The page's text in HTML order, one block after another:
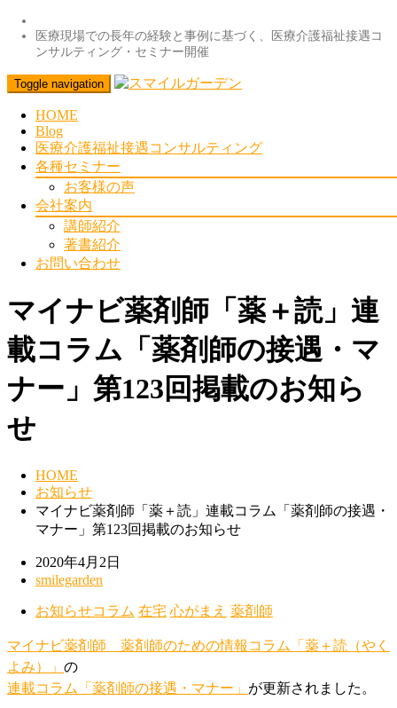
医療現場での長年の経験と事例に基づく、医療介護福祉接遇コ
ンサルティング・セミナー開催
Toggle navigation
HOME
Blog
医療介護福祉接遇コンサルティング
各種セミナー
お客様の声
会社案内
講師紹介
著書紹介
お問い合わせ
マイナビ薬剤師「薬＋読」連
載コラム「薬剤師の接遇・マ
ナー」第123回掲載のお知ら
せ
HOME
お知らせ
マイナビ薬剤師「薬＋読」連載コラム「薬剤師の接遇・
マナー」第123回掲載のお知らせ
2020年4月2日
smilegarden
お知らせコラム 在宅 心がまえ 薬剤師
マイナビ薬剤師 薬剤師のための情報コラム「薬＋読（やく
よみ）」 の
連載コラム「薬剤師の接遇・マナー」 が更新されました。